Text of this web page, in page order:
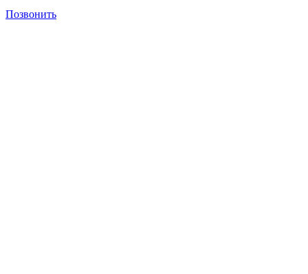
Позвонить